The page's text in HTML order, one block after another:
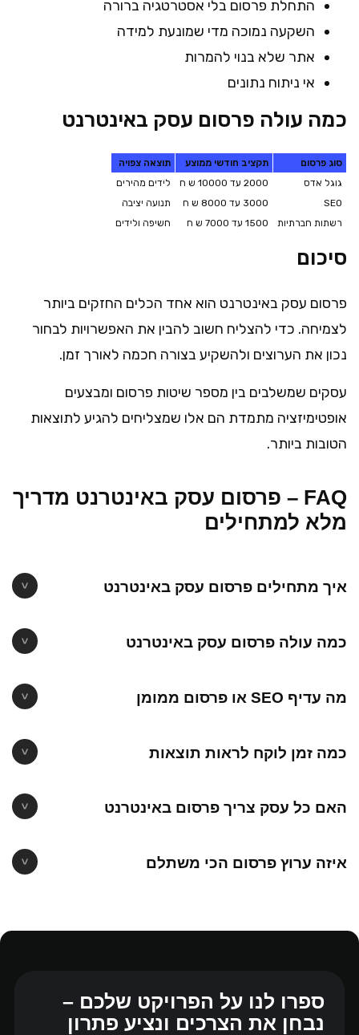
התחלת פרסום בלי אסטרטגיה ברורה
השקעה נמוכה מדי שמונעת למידה
אתר שלא בנוי להמרות
אי ניתוח נתונים
כמה עולה פרסום עסק באינטרנט
סוג פרסום תקציב חודשי ממוצע
תוצאה צפויה
גוגל אדס
2000 עד 10000 ש ח
לידים מהירים
SEO
3000 עד 8000 ש ח
תנועה יציבה
רשתות חברתיות
1500 עד 7000 ש ח חשיפה ולידים
סיכום
פרסום עסק באינטרנט הוא אחד הכלים החזקים ביותר
לצמיחה. כדי להצליח חשוב להבין את האפשרויות לבחור
נכון את הערוצים ולהשקיע בצורה חכמה לאורך זמן.
עסקים שמשלבים בין מספר שיטות פרסום ומבצעים
אופטימיזציה מתמדת הם אלו שמצליחים להגיע לתוצאות
הטובות ביותר.
FAQ – פרסום עסק באינטרנט מדריך
מלא למתחילים
איך מתחילים פרסום עסק באינטרנט
כמה עולה פרסום עסק באינטרנט
מה עדיף SEO או פרסום ממומן
כמה זמן לוקח לראות תוצאות
האם כל עסק צריך פרסום באינטרנט
איזה ערוץ פרסום הכי משתלם
ספרו לנו על הפרויקט שלכם –
נבחן את הצרכים ונציע פתרון